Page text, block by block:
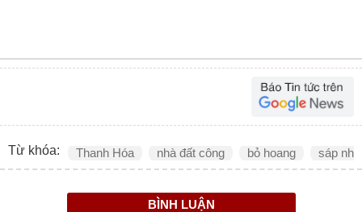
Từ khóa: Thanh Hóa nhà đất công bỏ hoang sáp
BÌNH LUẬN